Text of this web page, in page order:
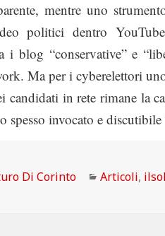
mentre uno
politici dentro
i blog “conservative” e
Ma per i cyberelettori
candidati in rete rimane la
spesso invocato e
Di Corinto Categorie
Articoli,